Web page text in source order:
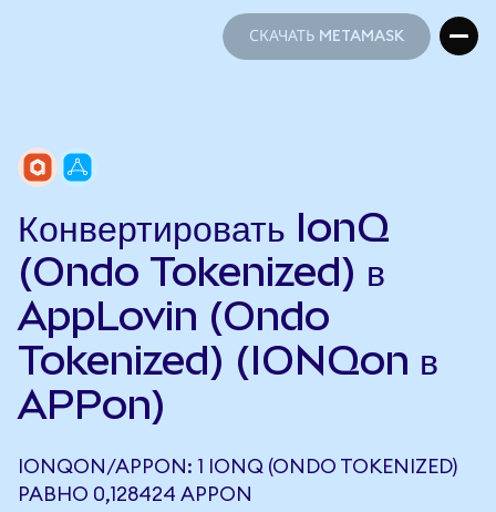
СКАЧАТЬ METAMASK
Конвертировать IonQ
(Ondo Tokenized) в
AppLovin (Ondo
Tokenized) (IONQon в
APPon)
IONQON/APPON: 1 IONQ (ONDO TOKENIZED)
РАВНО 0,128424 APPON